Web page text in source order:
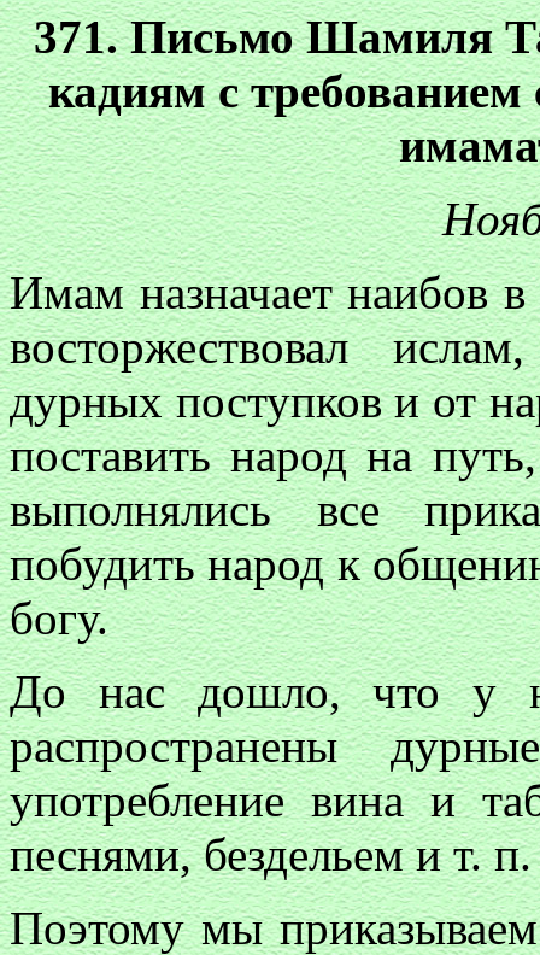
371. Письмо Шамиля
кадиям с
Имам назначает наибов
восторжествовал
дурных поступков и от
поставить народ на
выполнялись все
побудить народ к
богу.
До нас дошло, что у
распространены
употребление вина и
песнями, бездельем и т.
Поэтому мы приказываем